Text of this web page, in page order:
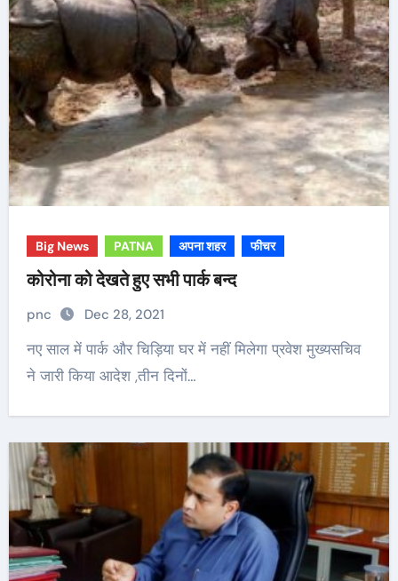
Big News PATNA अपना शहर फीचर
कोरोना को देखते हुए सभी पार्क बन्द
pnc Dec 28, 2021
नए साल में पार्क और चिड़िया घर में नहीं मिलेगा प्रवेश मुख्यसचिव
ने जारी किया आदेश ,तीन दिनों…